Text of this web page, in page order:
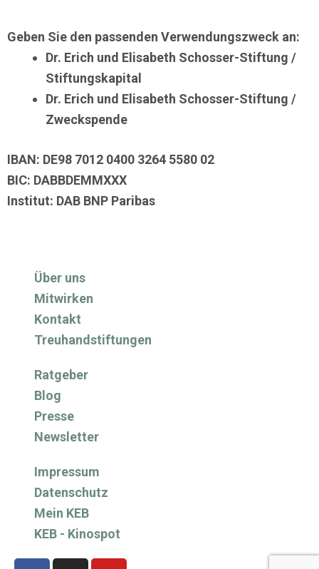
Geben Sie den passenden Verwendungszweck an:
Dr. Erich und Elisabeth Schosser-Stiftung /
Stiftungskapital
Dr. Erich und Elisabeth Schosser-Stiftung /
Zweckspende
IBAN: DE98 7012 0400 3264 5580 02
BIC: DABBDEMMXXX
Institut: DAB BNP Paribas
Über uns
Mitwirken
Kontakt
Treuhandstiftungen
Ratgeber
Blog
Presse
Newsletter
Impressum
Datenschutz
Mein KEB
KEB - Kinospot